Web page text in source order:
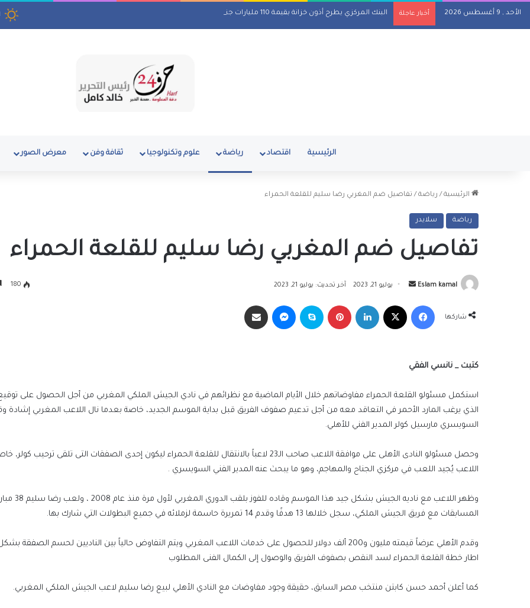
الأحد , 9 أغسطس 2026 أخبار عاجلة البنك المركزي يطرح أذون خزانة بقيمة 110 مليارات جنيه اليوم
الرئيسية اقتصاد رياضة علوم وتكنولوجيا ثقافة وفن معرض الصور
الرئيسية / رياضة / تفاصيل ضم المغربي رضا سليم للقلعة الحمراء
رياضة سلايدر
تفاصيل ضم المغربي رضا سليم للقلعة الحمراء
Eslam kamal
أرسل
إلكترونيا
يوليو 21, 2023 آخر تحديث: يوليو 21, 2023 180
شاركها
فيسبوك لينكدإن بينتيريست سكايب ماسنجر
كتبت _ نانسي الفقي
استكمل مسئولو القلعة الحمراء مفاوضاتهم خلال الأيام الماضية مع نظرائهم في نادي الجيش الملكي المغربي من أجل الحصول على
الذي يرغب المارد الأحمر في التعاقد معه من أجل تدعيم صفوف الفريق قبل بداية الموسم الجديد، خاصة بعدما نال اللاعب المغربي إشادة
السويسري مارسيل كولر المدير الفني للأهلي.
وحصل مسئولو النادى الأهلى على موافقة اللاعب صاحب الـ23 لاعباً بالانتقال للقلعة الحمراء ليكون إحدى الصفقات التى تلقى ترحيب
اللاعب يُجيد اللعب في مركزي الجناح والمهاجم، وهو ما يبحث عنه المدير الفني السويسري .
وظهر اللاعب مع ناديه الجيش
المسابقات مع فريق الجيش الملكي، سجل خلالها 13 هدفًا وقدم 14 تمريرة حاسمة لزملائه في جميع البطولات التي شارك بها.
وقدم الأهلي عرضاً قيمته مليون و200 ألف دولار للحصول على خدمات اللاعب المغربي ويتم التفاوض حالياً بين الناديين لحسم
اطار خطة القلعة الحمراء لسد النقص بصفوف الفريق والوصول إلى الكمال الفنى المطلوب
كما أعلن أحمد حسن كابتن منتخب مصر السابق، حقيقة وجود مفاوضات مع النادي الأهلي لبيع رضا سليم لاعب الجيش الملكي المغربي.